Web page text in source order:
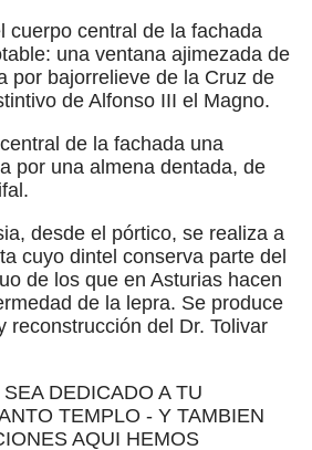
cuerpo central de la fachada
una ventana ajimezada de
por bajorrelieve de la Cruz de
de Alfonso III el Magno.
de la fachada una
por una almena dentada, de
desde el pórtico, se realiza a
cuyo dintel conserva parte del
de los que en Asturias hacen
de la lepra. Se produce
reconstrucción del Dr. Tolivar
DEDICADO A TU
TEMPLO - Y TAMBIEN
AQUI HEMOS